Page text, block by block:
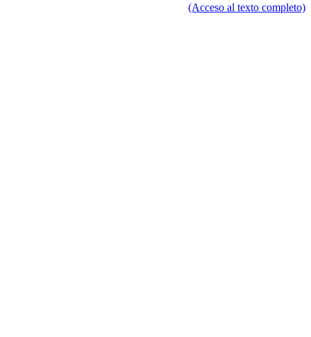
(Acceso al texto completo)